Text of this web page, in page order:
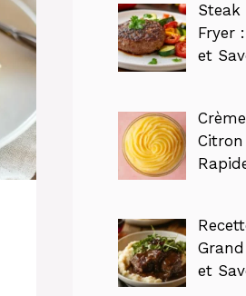
Steak
Fryer
et
et